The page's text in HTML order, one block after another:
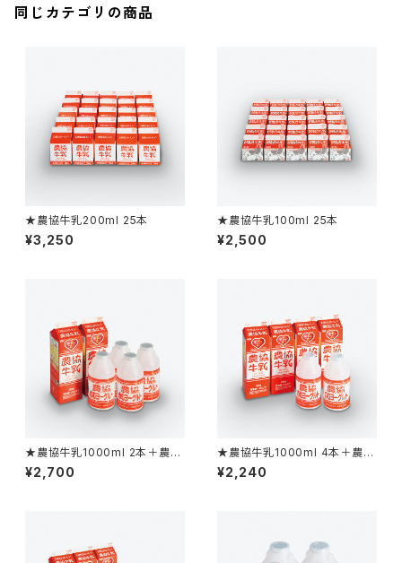
同じカテゴリの商品
★農協牛乳200ml 25本
¥3,250
★農協牛乳100ml 25本
¥2,500
★農協牛乳1000ml 2本＋農協
のむヨーグルト500ml 4本
¥2,700
★農協牛乳1000ml 4本＋農協
のむヨーグルト500ml 2本
¥2,240